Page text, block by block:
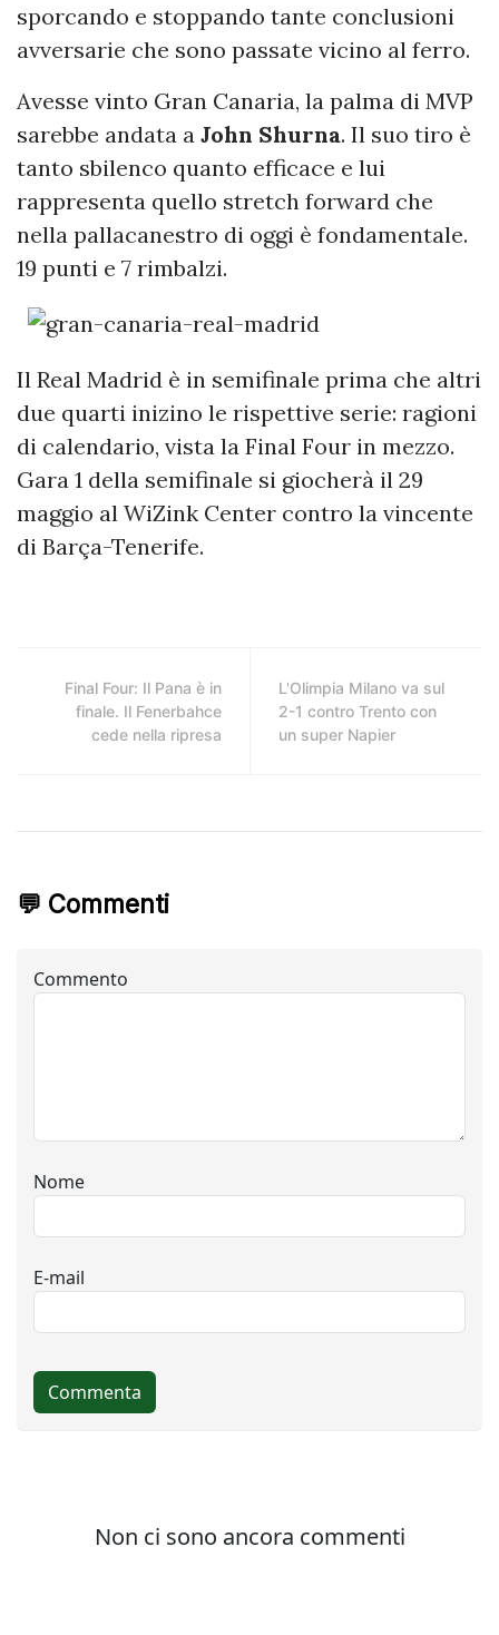
sporcando e stoppando tante conclusioni
avversarie che sono passate vicino al ferro.
Avesse vinto Gran Canaria, la palma di MVP
sarebbe andata a John Shurna. Il suo tiro è
tanto sbilenco quanto efficace e lui
rappresenta quello stretch forward che
nella pallacanestro di oggi è fondamentale.
19 punti e 7 rimbalzi.
Il Real Madrid è in semifinale prima che altri
due quarti inizino le rispettive serie: ragioni
di calendario, vista la Final Four in mezzo.
Gara 1 della semifinale si giocherà il 29
maggio al WiZink Center contro la vincente
di Barça-Tenerife.
Final Four: Il Pana è in
finale. Il Fenerbahce
cede nella ripresa
L'Olimpia Milano va sul
2-1 contro Trento con
un super Napier
💬 Commenti